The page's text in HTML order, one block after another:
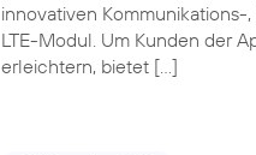
innovativen
LTE-Modul. Um Kunden der
erleichtern, bietet […]